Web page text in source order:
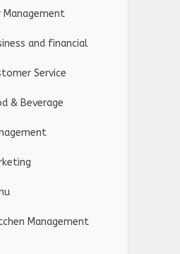
Management
and financial
Service
& Beverage
Management